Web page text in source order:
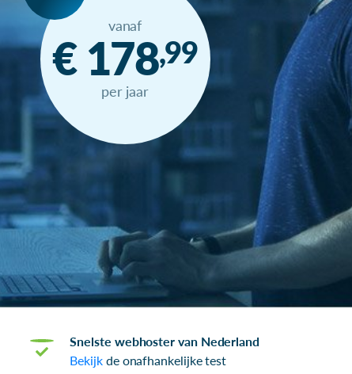
vanaf
€ 178,99
per jaar
Snelste webhoster van Nederland
Bekijkde onafhankelijke test